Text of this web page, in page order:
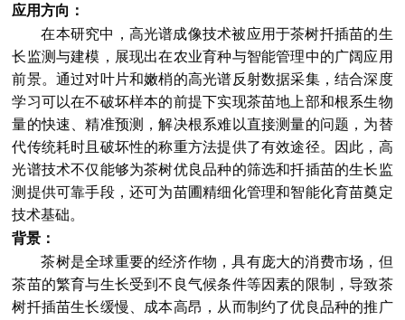
应用方向：
在本研究中，高光谱成像技术被应用于茶树扦插苗的生
长监测与建模，展现出在农业育种与智能管理中的广阔应用
前景。通过对叶片和嫩梢的高光谱反射数据采集，结合深度
学习可以在不破坏样本的前提下实现茶苗地上部和根系生物
量的快速、精准预测，解决根系难以直接测量的问题，为替
代传统耗时且破坏性的称重方法提供了有效途径。因此，高
光谱技术不仅能够为茶树优良品种的筛选和扦插苗的生长监
测提供可靠手段，还可为苗圃精细化管理和智能化育苗奠定
技术基础。
背景：
茶树是全球重要的经济作物，具有庞大的消费市场，但
茶苗的繁育与生长受到不良气候条件等因素的限制，导致茶
树扦插苗生长缓慢、成本高昂，从而制约了优良品种的推广